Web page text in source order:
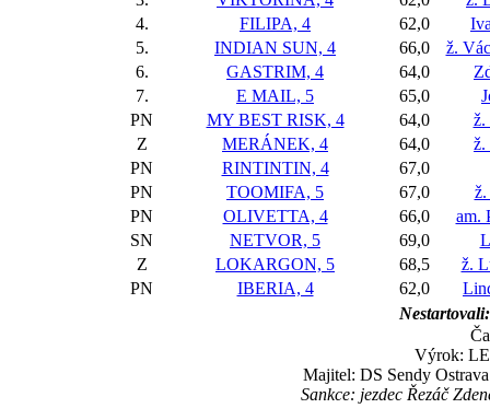
4.
FILIPA, 4 62,0
5.
INDIAN SUN, 4 66,0
ž.
6.
GASTRIM, 4 64,0
7.
E MAIL, 5 65,0
PN
MY BEST RISK, 4 64,0
ž.
Z
MERÁNEK, 4 64,0
ž.
PN
RINTINTIN, 4
67,0
PN
TOOMIFA, 5 67,0
ž.
PN
OLIVETTA, 4 66,0
am.
SN
NETVOR, 5 69,0
Z
LOKARGON, 5 68,5
ž.
PN
IBERIA, 4 62,0
Nestartovali:
Výrok:
Majitel: DS Sendy
Sankce: jezdec Řezáč